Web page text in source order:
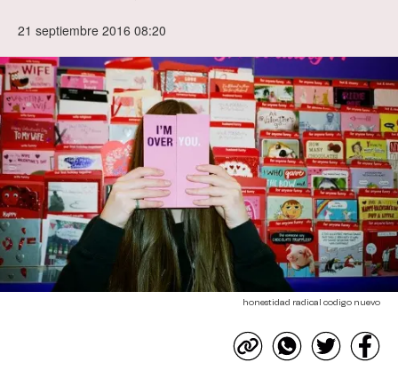
21 septiembre 2016 08:20
honestidad radical codigo nuevo